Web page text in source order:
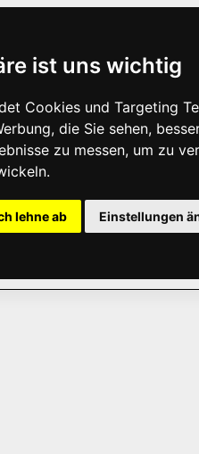
ist uns wichtig
Cookies und Targeting
die Sie sehen,
zu messen, um zu
lehne ab Einstellungen